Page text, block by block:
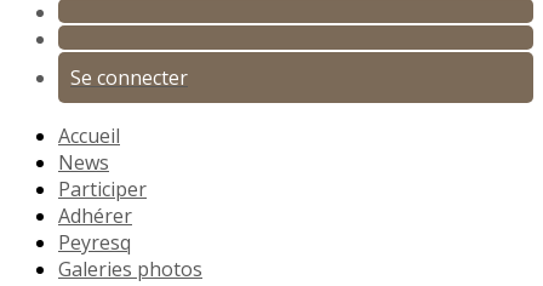
Se connecter
Accueil
News
Participer
Adhérer
Peyresq
Galeries photos